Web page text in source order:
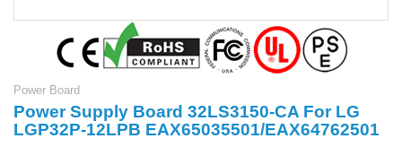
Power Board
Power Supply Board 32LS3150-CA For LG
LGP32P-12LPB EAX65035501/EAX64762501